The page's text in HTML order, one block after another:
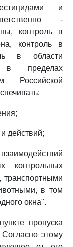
и
-
контроль в
контроль в
в области
в пределах
Российской
действий;
контрольных
в том
окна".
пропуска
этому